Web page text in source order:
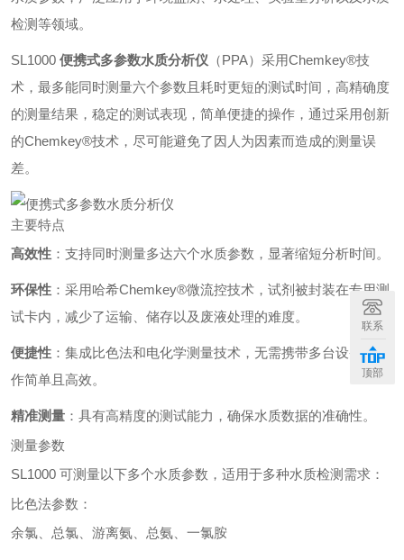
检测等领域。
SL1000 便携式多参数水质分析仪 （PPA）采用Chemkey®技
术，最多能同时测量六个参数且耗时更短的测试时间，高精确度
的测量结果，稳定的测试表现，简单便捷的操作，通过采用创新
的Chemkey®技术，尽可能避免了因人为因素而造成的测量误
差。
主要特点
高效性 ：支持同时测量多达六个水质参数，显著缩短分析时间。
环保性 ：采用哈希Chemkey®微流控技术，试剂被封装在专用测
试卡内，减少了运输、储存以及废液处理的难度。
便捷性 ：集成比色法和电化学测量技术，无需携带多台设备，操
作简单且高效。
精准测量 ：具有高精度的测试能力，确保水质数据的准确性。
测量参数
SL1000 可测量以下多个水质参数，适用于多种水质检测需求：
比色法参数：
余氯、总氯、游离氨、总氨、一氯胺
联系
顶部